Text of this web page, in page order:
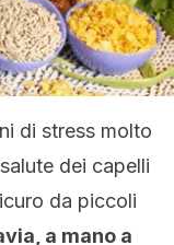
di stress molto
dei capelli
da piccoli
a mano a